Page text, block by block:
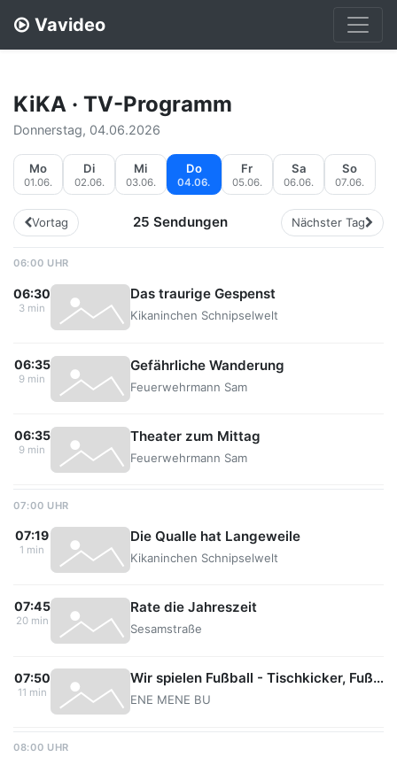
Vavideo
KiKA · TV-Programm
Donnerstag, 04.06.2026
Mo
01.06.
Di
02.06.
Mi
03.06.
Do
04.06.
Fr
05.06.
Sa
06.06.
So
07.06.
Vortag 25 Sendungen Nächster Tag
06:00 UHR
06:30
3 min
Das traurige Gespenst
Kikaninchen Schnipselwelt
06:35
9 min
Gefährliche Wanderung
Feuerwehrmann Sam
06:35
9 min
Theater zum Mittag
Feuerwehrmann Sam
07:00 UHR
07:19
1 min
Die Qualle hat Langeweile
Kikaninchen Schnipselwelt
07:45
20 min
Rate die Jahreszeit
Sesamstraße
07:50
11 min
Wir spielen Fußball - Tischkicker, Fußballdino und Torwart
ENE MENE BU
08:00 UHR